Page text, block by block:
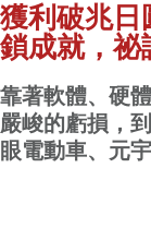
獲利破兆日
鎖成就，祕
靠著軟體、硬
嚴峻的虧損，
眼電動車、元